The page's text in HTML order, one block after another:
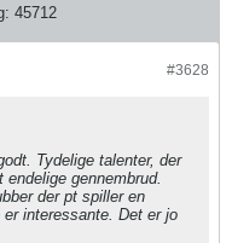
45712
#3628
Tydelige talenter, der
gennembrud.
der pt spiller en
interessante. Det er jo